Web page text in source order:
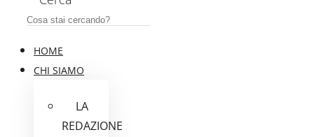
HOME
CHI SIAMO
LA
REDAZIONE